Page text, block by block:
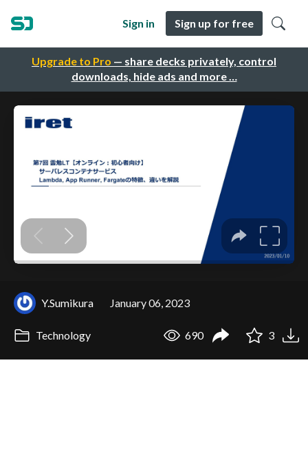
Upgrade to Pro — share decks privately, control
downloads, hide ads and more …
Sign in Sign up for free
Y.Sumikura January 06, 2023
Technology 690 3